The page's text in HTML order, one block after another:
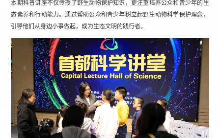
本期科普讲座不仅传授了野生动物保护知识，更注重培养公众和青少年的生
态素养和行动能力。通过帮助公众和青少年树立起野生动物科学保护理念，
引导他们从身边小事做起，成为生态文明的践行者。